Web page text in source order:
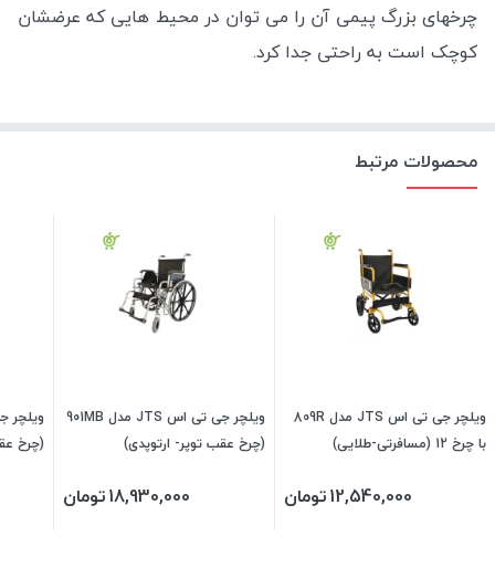
چرخهای بزرگ پیمی آن را می توان در محیط هایی که عرضشان
کوچک است به راحتی جدا کرد.
محصولات مرتبط
ویلچر جی تی اس JTS مدل 809R
با چرخ 12 (مسافرتی-طلایی)
12,540,000تومان
ویلچر جی تی اس JTS مدل 901MB
(چرخ عقب توپر- ارتوپدی)
18,930,000تومان
(چرخ